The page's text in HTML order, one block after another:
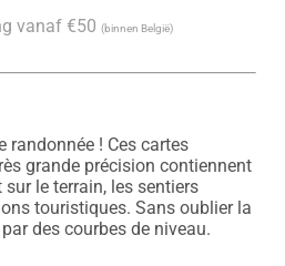
vanaf €50 (binnen België)
randonnée ! Ces cartes
grande précision contiennent
le terrain, les sentiers
touristiques. Sans oublier la
des courbes de niveau.